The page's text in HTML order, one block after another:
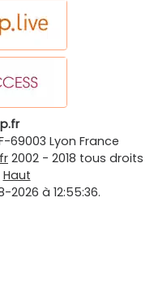
69003 Lyon France
2002 - 2018 tous droits
Haut
à 12:55:36.